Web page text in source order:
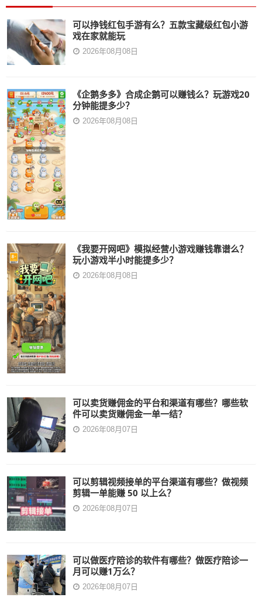
可以挣钱红包手游有么？五款宝藏级红包小游
戏在家就能玩
2026年08月08日
《企鹅多多》合成企鹅可以赚钱么？玩游戏20
分钟能提多少？
2026年08月08日
《我要开网吧》模拟经营小游戏赚钱靠谱么？
玩小游戏半小时能提多少？
2026年08月08日
可以卖货赚佣金的平台和渠道有哪些？哪些软
件可以卖货赚佣金一单一结？
2026年08月07日
可以剪辑视频接单的平台渠道有哪些？做视频
剪辑一单能赚 50 以上么？
2026年08月07日
可以做医疗陪诊的软件有哪些？做医疗陪诊一
月可以赚1万么？
2026年08月07日